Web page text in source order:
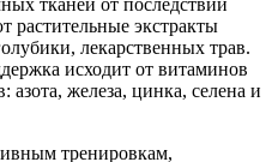
растительные экстракты
лекарственных трав.
исходит от витаминов
железа, цинка, селена и
тренировкам,